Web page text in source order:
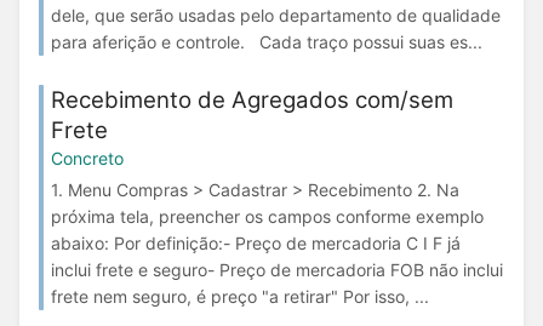
dele, que serão usadas pelo departamento de qualidade
para aferição e controle. Cada traço possui suas es...
Recebimento de Agregados com/sem
Frete
Concreto
1. Menu Compras > Cadastrar > Recebimento 2. Na
próxima tela, preencher os campos conforme exemplo
abaixo: Por definição:- Preço de mercadoria C I F já
inclui frete e seguro- Preço de mercadoria FOB não inclui
frete nem seguro, é preço "a retirar" Por isso, ...